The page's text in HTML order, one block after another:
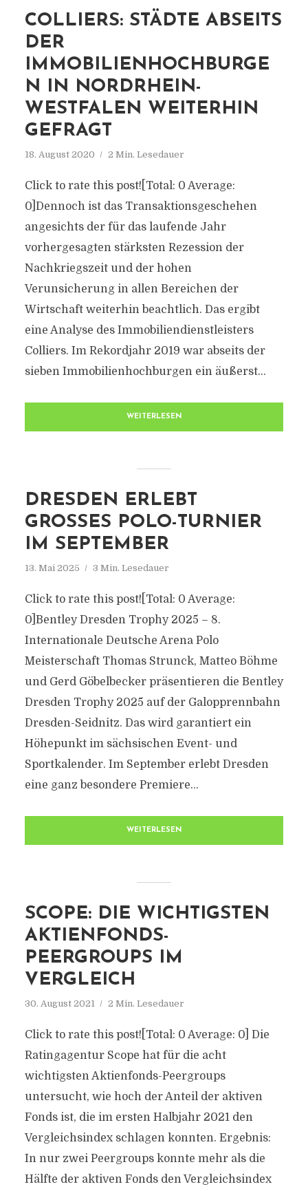
COLLIERS: STÄDTE ABSEITS
DER
IMMOBILIENHOCHBURGE
N IN NORDRHEIN-
WESTFALEN WEITERHIN
GEFRAGT
18. August 2020 2 Min. Lesedauer
Click to rate this post![Total: 0 Average:
0]Dennoch ist das Transaktionsgeschehen
angesichts der für das laufende Jahr
vorhergesagten stärksten Rezession der
Nachkriegszeit und der hohen
Verunsicherung in allen Bereichen der
Wirtschaft weiterhin beachtlich. Das ergibt
eine Analyse des Immobiliendienstleisters
Colliers. Im Rekordjahr 2019 war abseits der
sieben Immobilienhochburgen ein äußerst...
WEITERLESEN
DRESDEN ERLEBT
GROSSES POLO-TURNIER I
M SEPTEMBER
13. Mai 2025 3 Min. Lesedauer
Click to rate this post![Total: 0 Average:
0]Bentley Dresden Trophy 2025 – 8.
Internationale Deutsche Arena Polo
Meisterschaft Thomas Strunck, Matteo Böhme
und Gerd Göbelbecker präsentieren die Bentley
Dresden Trophy 2025 auf der Galopprennbahn
Dresden-Seidnitz. Das wird garantiert ein
Höhepunkt im sächsischen Event- und
Sportkalender. Im September erlebt Dresden
eine ganz besondere Premiere...
WEITERLESEN
SCOPE: DIE WICHTIGSTEN
AKTIENFONDS-
PEERGROUPS IM
VERGLEICH
30. August 2021 2 Min. Lesedauer
Click to rate this post![Total: 0 Average: 0] Die
Ratingagentur Scope hat für die acht
wichtigsten Aktienfonds-Peergroups
untersucht, wie hoch der Anteil der aktiven
Fonds ist, die im ersten Halbjahr 2021 den
Vergleichsindex schlagen konnten. Ergebnis:
In nur zwei Peergroups konnte mehr als die
Hälfte der aktiven Fonds den Vergleichsindex